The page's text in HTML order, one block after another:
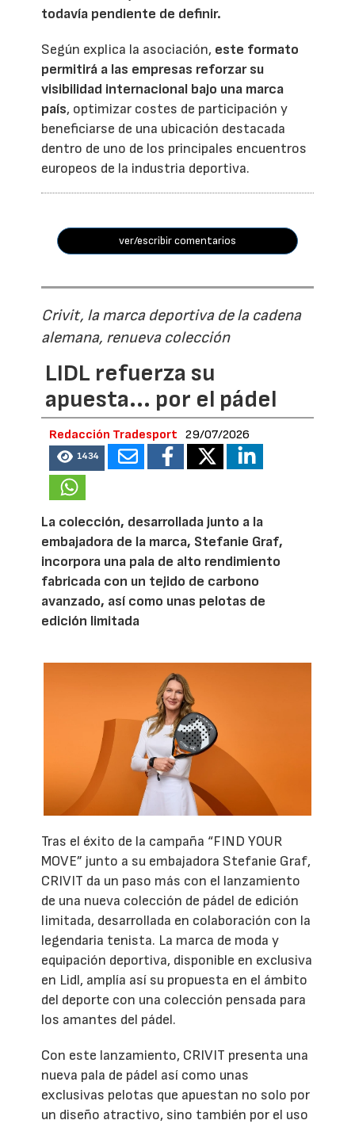
todavía pendiente de definir.
Según explica la asociación, este formato
permitirá a las empresas reforzar su
visibilidad internacional bajo una marca
país, optimizar costes de participación y
beneficiarse de una ubicación destacada
dentro de uno de los principales encuentros
europeos de la industria deportiva.
ver/escribir comentarios
Crivit, la marca deportiva de la cadena
alemana, renueva colección
LIDL refuerza su
apuesta... por el pádel
Redacción Tradesport 29/07/2026
1434
La colección, desarrollada junto a la
embajadora de la marca, Stefanie Graf,
incorpora una pala de alto rendimiento
fabricada con un tejido de carbono
avanzado, así como unas pelotas de
edición limitada
Tras el éxito de la campaña “FIND YOUR
MOVE” junto a su embajadora Stefanie Graf,
CRIVIT da un paso más con el lanzamiento
de una nueva colección de pádel de edición
limitada, desarrollada en colaboración con la
legendaria tenista. La marca de moda y
equipación deportiva, disponible en exclusiva
en Lidl, amplía así su propuesta en el ámbito
del deporte con una colección pensada para
los amantes del pádel.
Con este lanzamiento, CRIVIT presenta una
nueva pala de pádel así como unas
exclusivas pelotas que apuestan no solo por
un diseño atractivo, sino también por el uso